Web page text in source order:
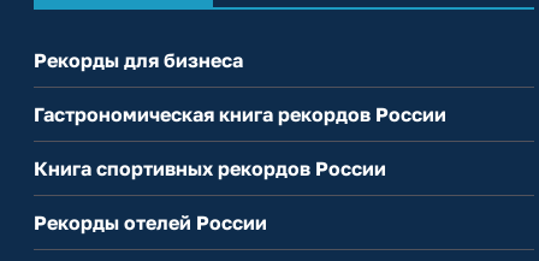
Рекорды для бизнеса
Гастрономическая книга рекордов России
Книга спортивных рекордов России
Рекорды отелей России